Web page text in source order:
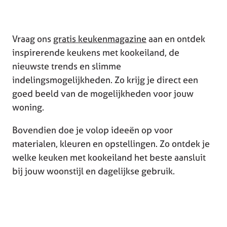
Vraag ons gratis keukenmagazine aan en ontdek
inspirerende keukens met kookeiland, de
nieuwste trends en slimme
indelingsmogelijkheden. Zo krijg je direct een
goed beeld van de mogelijkheden voor jouw
woning.
Bovendien doe je volop ideeën op voor
materialen, kleuren en opstellingen. Zo ontdek je
welke keuken met kookeiland het beste aansluit
bij jouw woonstijl en dagelijkse gebruik.